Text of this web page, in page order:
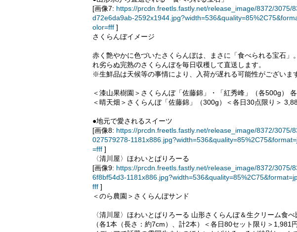
[画像7: https://prcdn.freetls.fastly.net/release_image/8372/3075/
d72e6da9ab-
olor=fff ]
さくらんぼイメージ
赤く艶やかに色づいたさくらんぼは、まさに「食べられる宝石
れ劣らぬ完熟のさくらんぼを毎日収穫して直送します。
※生鮮品は天候等の事情により、入荷が遅れる可能性がございま
＜漆山果樹園＞さくらんぼ「佐藤錦」・「紅秀峰」（各500g）
＜晴天畑＞さくらんぼ「佐藤錦」（300g）＜各日30点限り＞
●地元で愛されるスイーツ
[画像8: https://prcdn.freetls.fastly.net/release_image/8372/3075/
027579278-
=fff ]
〈清川屋〉ほわいとぱりろーる
[画像9: https://prcdn.freetls.fastly.net/release_image/8372/3075/
6f8bf54d3-
fff ]
＜のら農園＞さくらんぼサンド
〈清川屋〉ほわいとぱりろーる 山形さくらんぼ＆生クリーム食べ
（各1本（長さ：約7cm）、計2本）＜各日80セット限り＞1,981円